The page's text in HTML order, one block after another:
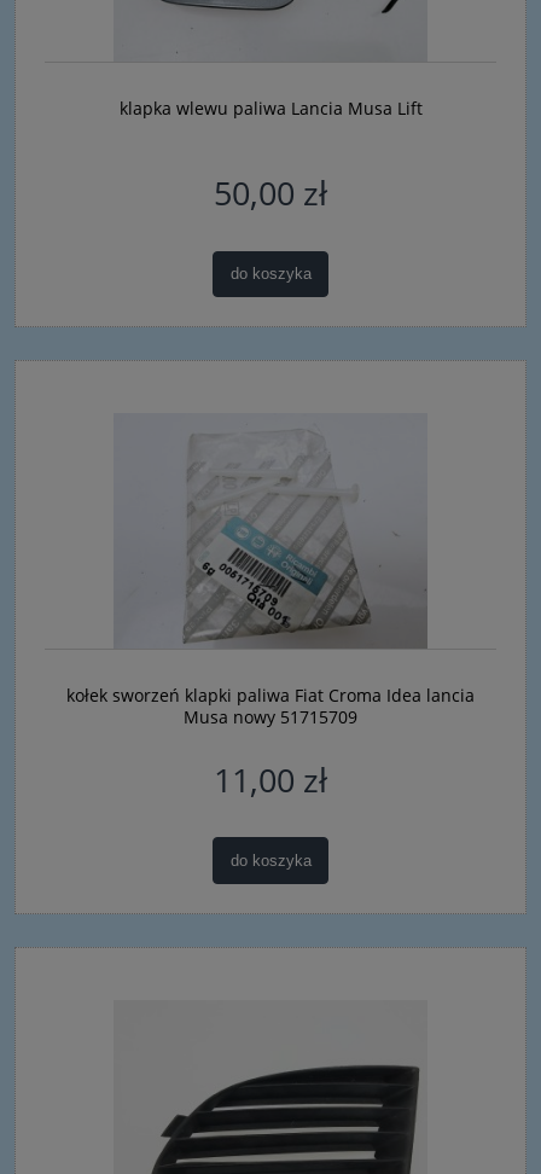
klapka wlewu paliwa Lancia Musa Lift
50,00 zł
do koszyka
kołek sworzeń klapki paliwa Fiat Croma Idea lancia
Musa nowy 51715709
11,00 zł
do koszyka